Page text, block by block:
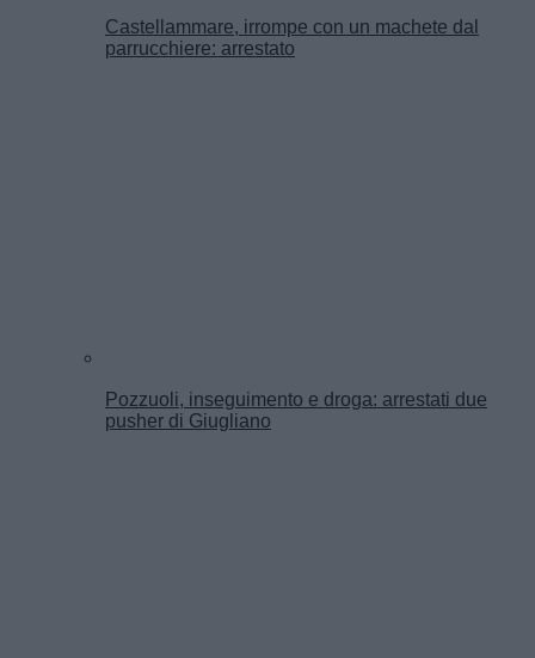
Castellammare, irrompe con un machete dal
parrucchiere: arrestato
Pozzuoli, inseguimento e droga: arrestati due
pusher di Giugliano